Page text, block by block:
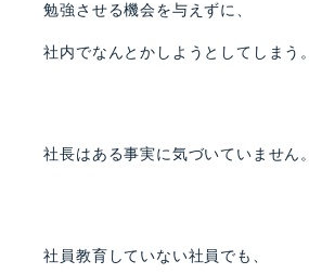
勉強させる機会を与えずに、
社内でなんとかしようとしてしまう。
社長はある事実に気づいていません。
社員教育していない社員でも、